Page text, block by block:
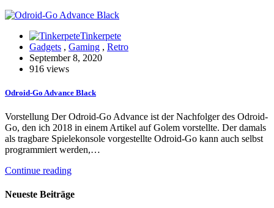
Tinkerpete
Gadgets , Gaming , Retro
September 8, 2020
916 views
Odroid-Go Advance Black
Vorstellung Der Odroid-Go Advance ist der Nachfolger des Odroid-
Go, den ich 2018 in einem Artikel auf Golem vorstellte. Der damals
als tragbare Spielekonsole vorgestellte Odroid-Go kann auch selbst
programmiert werden,…
Continue reading
Neueste Beiträge